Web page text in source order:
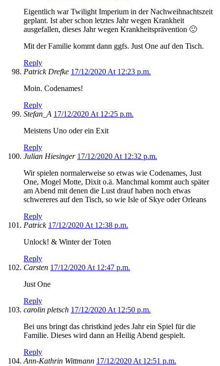
Eigentlich war Twilight Imperium in der Nachweihnachtszeit
geplant. Ist aber schon letztes Jahr wegen Krankheit
ausgefallen, dieses Jahr wegen Krankheitsprävention 🙂
Mit der Familie kommt dann ggfs. Just One auf den Tisch.
Reply
Patrick Drefke 17/12/2020 At 12:23 p.m.
Moin. Codenames!
Reply
Stefan_A 17/12/2020 At 12:25 p.m.
Meistens Uno oder ein Exit
Reply
Julian Hiesinger 17/12/2020 At 12:32 p.m.
Wir spielen normalerweise so etwas wie Codenames, Just
One, Mogel Motte, Dixit o.ä. Manchmal kommt auch später
am Abend mit denen die Lust drauf haben noch etwas
schwereres auf den Tisch, so wie Isle of Skye oder Orleans
Reply
Patrick 17/12/2020 At 12:38 p.m.
Unlock! & Winter der Toten
Reply
Carsten 17/12/2020 At 12:47 p.m.
Just One
Reply
carolin pletsch 17/12/2020 At 12:50 p.m.
Bei uns bringt das christkind jedes Jahr ein Spiel für die
Familie. Dieses wird dann an Heilig Abend gespielt.
Reply
Ann-Kathrin Wittmann 17/12/2020 At 12:51 p.m.